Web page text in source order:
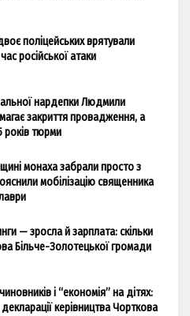
поліцейських врятували
російської атаки
нардепки Людмили
закриття провадження, а
тюрми
монаха забрали просто з
мобілізацію священника
— зросла й зарплата: скільки
Більче-Золотецької громади
і “економія” на дітях:
керівництва Чорткова